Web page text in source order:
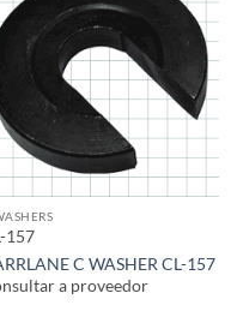
157
C WASHER CL-157
a proveedor